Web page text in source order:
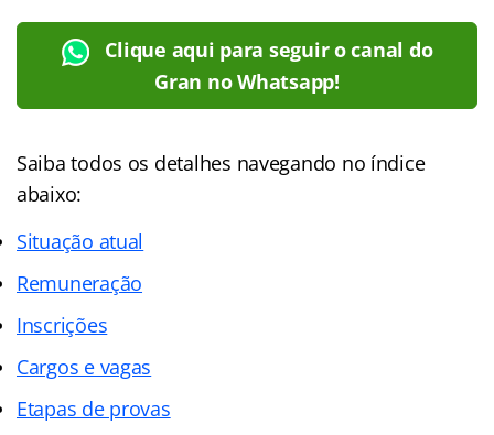
Clique aqui para seguir o canal do
Gran no Whatsapp!
Saiba todos os detalhes navegando no índice
abaixo:
Situação atual
Remuneração
Inscrições
Cargos e vagas
Etapas de provas